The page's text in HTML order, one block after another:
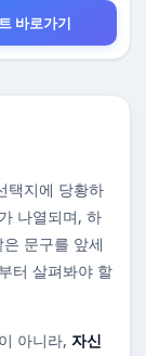
바로가기
택지에 당황하
나열되며, 하
은 문구를 앞세
터 살펴봐야 할
아니라, 자신